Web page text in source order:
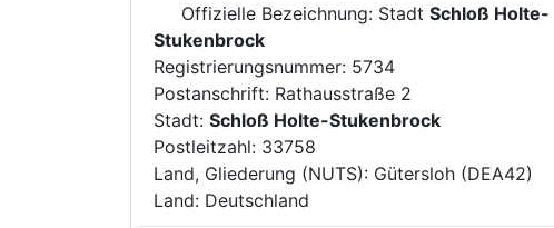
Offizielle Bezeichnung: Stadt Schloß Holte-
Stukenbrock
Registrierungsnummer: 5734
Postanschrift: Rathausstraße 2
Stadt: Schloß Holte-Stukenbrock
Postleitzahl: 33758
Land, Gliederung (NUTS): Gütersloh (DEA42)
Land: Deutschland